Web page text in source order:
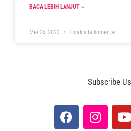
BACA LEBIH LANJUT »
Mei 25, 2023 Tidak ada komentar
Subscribe Us